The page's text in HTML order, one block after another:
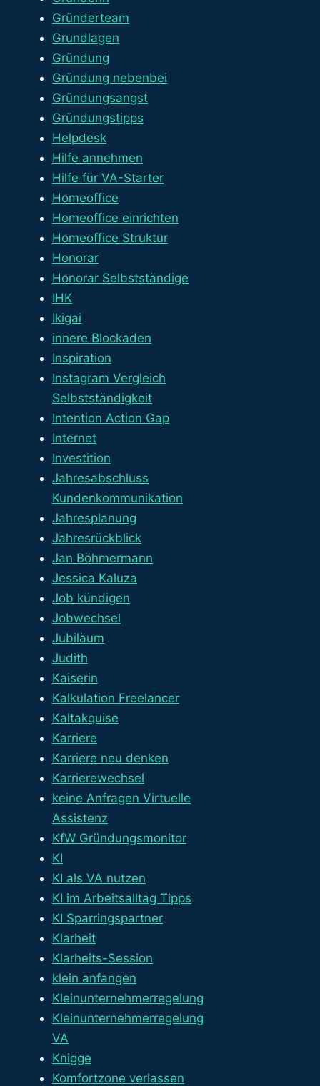
Gründerteam
Grundlagen
Gründung
Gründung nebenbei
Gründungsangst
Gründungstipps
Helpdesk
Hilfe annehmen
Hilfe für VA-Starter
Homeoffice
Homeoffice einrichten
Homeoffice Struktur
Honorar
Honorar Selbstständige
IHK
Ikigai
innere Blockaden
Inspiration
Instagram Vergleich
Selbstständigkeit
Intention Action Gap
Internet
Investition
Jahresabschluss
Kundenkommunikation
Jahresplanung
Jahresrückblick
Jan Böhmermann
Jessica Kaluza
Job kündigen
Jobwechsel
Jubiläum
Judith
Kaiserin
Kalkulation Freelancer
Kaltakquise
Karriere
Karriere neu denken
Karrierewechsel
keine Anfragen Virtuelle
Assistenz
KfW Gründungsmonitor
KI
KI als VA nutzen
KI im Arbeitsalltag Tipps
KI Sparringspartner
Klarheit
Klarheits-Session
klein anfangen
Kleinunternehmerregelung
Kleinunternehmerregelung
VA
Knigge
Komfortzone verlassen